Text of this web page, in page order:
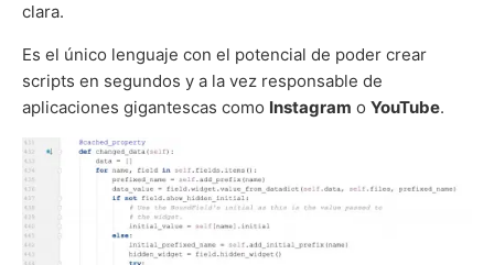
clara.
Es el único lenguaje con el potencial de poder crear
scripts en segundos y a la vez responsable de
aplicaciones gigantescas como Instagram o YouTube.